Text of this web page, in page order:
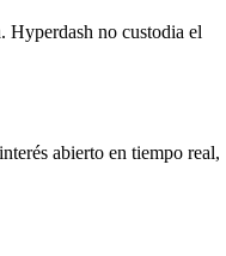
Hyperdash no custodia el
abierto en tiempo real,